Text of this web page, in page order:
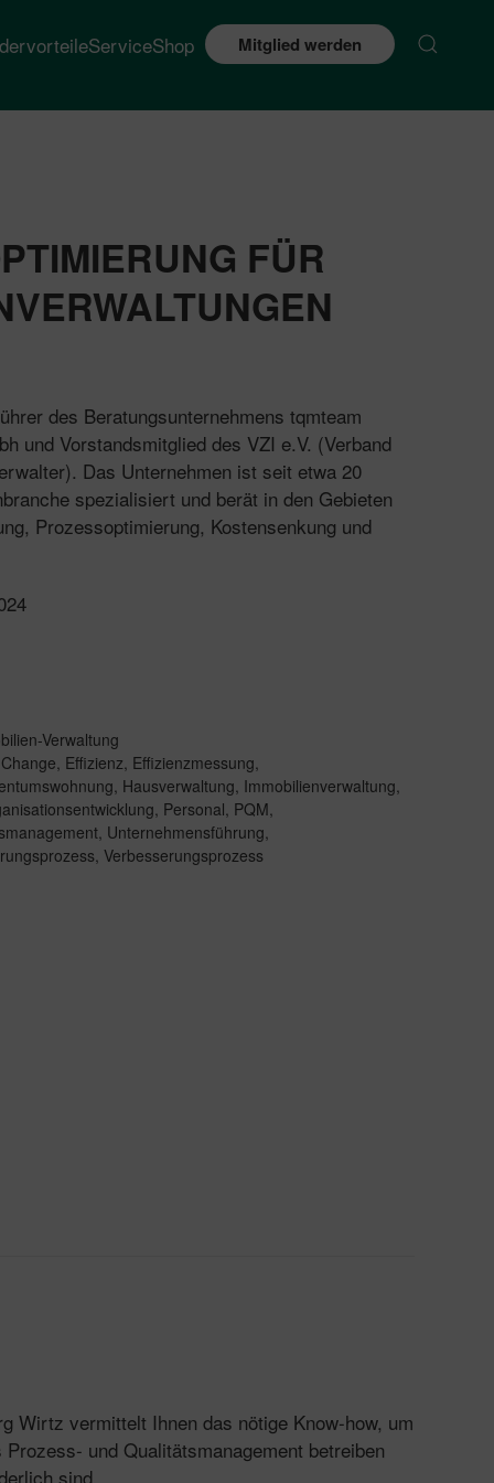
ServiceShop Mitglied werden
FÜR
des Beratungsunternehmens tqmteam
und Vorstandsmitglied des VZI e.V. (Verband
Das Unternehmen ist seit etwa 20
spezialisiert und berät in den Gebieten
Prozessoptimierung, Kostensenkung und
Verwaltung
Change, Effizienz, Effizienzmessung,
, Hausverwaltung, Immobilienverwaltung,
, Personal, PQM,
, Unternehmensführung,
, Verbesserungsprozess
Wirtz vermittelt Ihnen das nötige Know-how, um
und Qualitätsmanagement betreiben
sind.